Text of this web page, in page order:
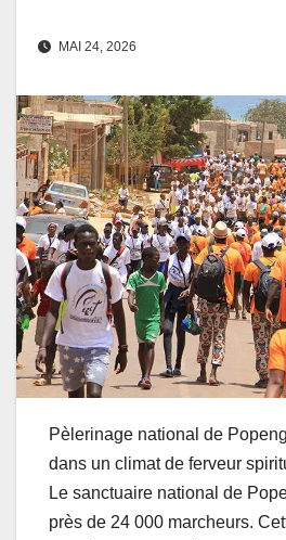
MAI 24, 2026
Pèlerinage national de
dans un climat de ferveur
Le sanctuaire national de
près de 24 000 marcheurs.